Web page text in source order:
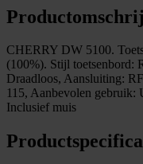
CHERRY DW 5100.
(100%). Stijl toetsenbord:
Draadloos, Aansluiting:
115, Aanbevolen gebruik:
Inclusief muis